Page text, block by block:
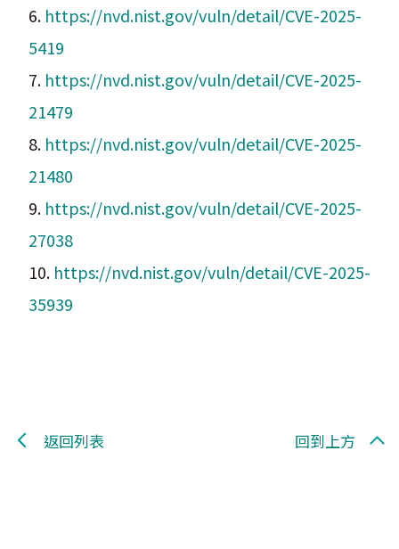
6. https://nvd.nist.gov/vuln/detail/CVE-2025-
5419
7. https://nvd.nist.gov/vuln/detail/CVE-2025-
21479
8. https://nvd.nist.gov/vuln/detail/CVE-2025-
21480
9. https://nvd.nist.gov/vuln/detail/CVE-2025-
27038
10. https://nvd.nist.gov/vuln/detail/CVE-2025-
35939
返回列表 回到上方